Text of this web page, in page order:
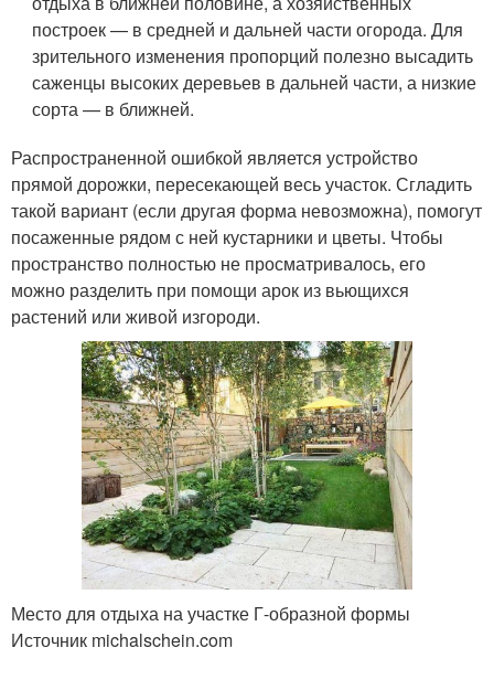
построек — в средней и дальней части огорода. Для
зрительного изменения пропорций полезно высадить
саженцы высоких деревьев в дальней части, а низкие
сорта — в ближней.
Распространенной ошибкой является устройство
прямой дорожки, пересекающей весь участок. Сгладить
такой вариант (если другая форма невозможна), помогут
посаженные рядом с ней кустарники и цветы. Чтобы
пространство полностью не просматривалось, его
можно разделить при помощи арок из вьющихся
растений или живой изгороди.
Место для отдыха на участке Г-образной формы
Источник michalschein.com